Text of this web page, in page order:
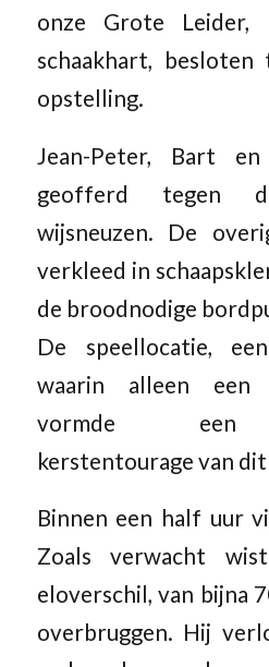
onze Grote
schaakhart,
opstelling.
Jean-Peter, Bart
geofferd tegen
wijsneuzen. De
verkleed in
de broodnodige
De speellocatie,
waarin alleen een
vormde een
kerstentourage van
Binnen een half uur
Zoals verwacht
eloverschil, van bijna
overbruggen. Hij